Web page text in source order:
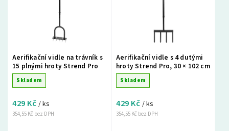
Aerifikační vidle na trávník s
15 plnými hroty Strend Pro
Skladem
354,55 Kč bez DPH
429 Kč / ks
Aerifikační vidle s 4 dutými
hroty Strend Pro, 30 × 102 cm
Skladem
354,55 Kč bez DPH
429 Kč / ks